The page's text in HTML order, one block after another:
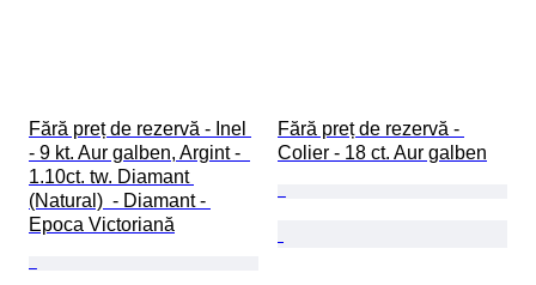
Fără preț de rezervă - Inel
- 9 kt. Aur galben, Argint -
1.10ct. tw. Diamant
(Natural)  - Diamant -
Epoca Victoriană
Fără preț de rezervă -
Colier - 18 ct. Aur galben